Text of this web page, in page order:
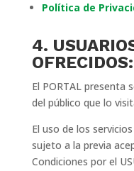
Política de
4.
OFRECIDOS:
El PORTAL presenta
del público que lo
El uso de los
sujeto a la previa
Condiciones por el